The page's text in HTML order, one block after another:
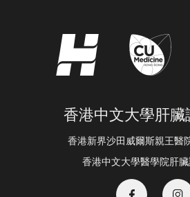
香港中文大學肝臟
香港新界沙田威爾斯親王醫
香港中文大學醫學院肝